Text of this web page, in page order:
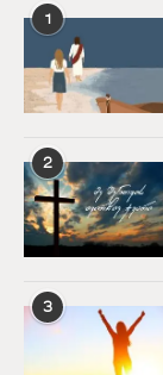
1
2
3